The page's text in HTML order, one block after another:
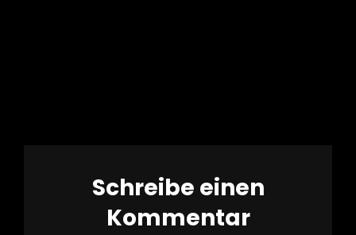
Schreibe einen
Kommentar